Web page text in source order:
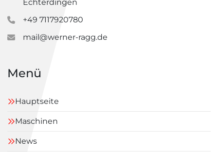
Echterdingen
+49 7117920780
mail@werner-ragg.de
Menü
Hauptseite
Maschinen
News